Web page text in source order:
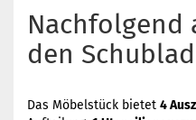
Nachfolgend
den
Das Möbelstück bietet 4